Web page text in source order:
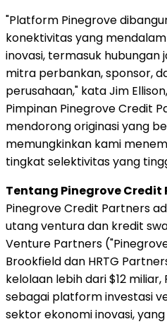
"Platform Pinegrove
konektivitas yang
inovasi, termasuk hubungan
mitra perbankan, sponsor,
perusahaan," kata Jim
Pimpinan Pinegrove Credit
mendorong originasi yang
memungkinkan kami
tingkat selektivitas yang
Tentang Pinegrove Credit
Pinegrove Credit Partners
utang ventura dan kredit
Venture Partners
Brookfield dan HRTG
kelolaan lebih dari $12
sebagai platform investasi
sektor ekonomi inovasi,